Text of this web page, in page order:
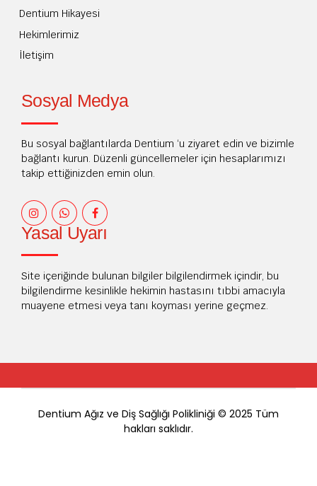
Dentium Hikayesi
Hekimlerimiz
İletişim
Sosyal Medya
Bu sosyal bağlantılarda Dentium ‘u ziyaret edin ve bizimle
bağlantı kurun. Düzenli güncellemeler için hesaplarımızı
takip ettiğinizden emin olun.
Yasal Uyarı
Site içeriğinde bulunan bilgiler bilgilendirmek içindir, bu
bilgilendirme kesinlikle hekimin hastasını tıbbi amacıyla
muayene etmesi veya tanı koyması yerine geçmez.
Dentium Ağız ve Diş Sağlığı Polikliniği © 2025 Tüm
hakları saklıdır.